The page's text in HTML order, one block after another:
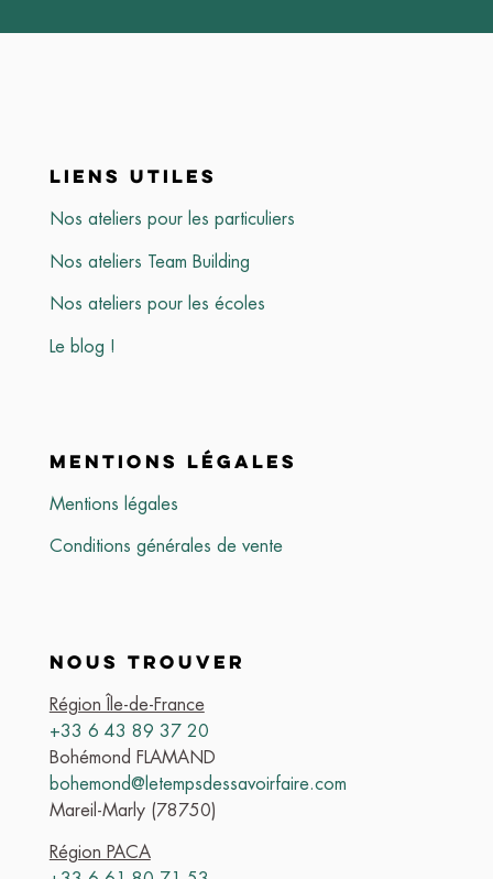
LIENS UTILES
Nos ateliers pour les particuliers
Nos ateliers Team Building
Nos ateliers pour les écoles
Le blog !
MENTIONS LÉGALES
Mentions légales
Conditions générales de vente
NOUS TROUVER
Région Île-de-France
+33 6 43 89 37 20
Bohémond FLAMAND
bohemond@letempsdessavoirfaire.com
Mareil-Marly (78750)
Région PACA